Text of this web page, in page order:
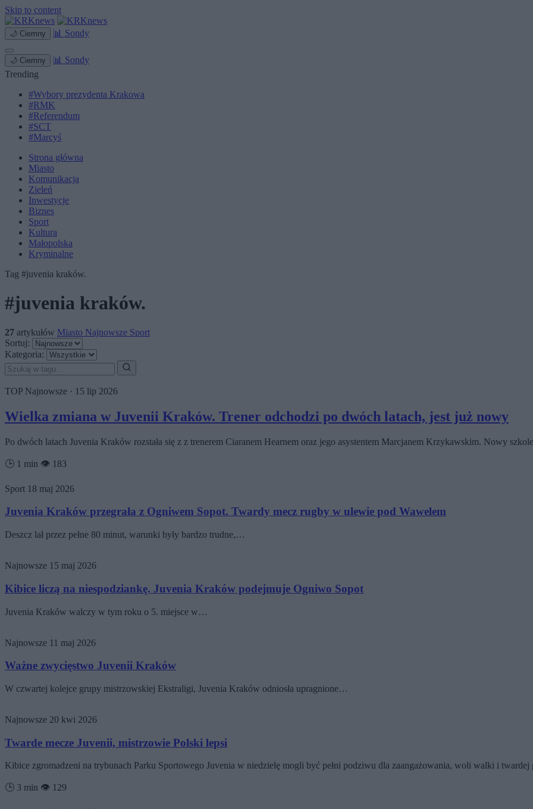
Skip to content
🌙 Ciemny 📊 Sondy
🌙 Ciemny 📊 Sondy
Trending
#Wybory prezydenta Krakowa
#RMK
#Referendum
#SCT
#Marcyś
Strona główna
Miasto
Komunikacja
Zieleń
Inwestycje
Biznes
Sport
Kultura
Małopolska
Kryminalne
Tag #juvenia kraków.
#juvenia kraków.
27 artykułów Miasto Najnowsze Sport
Sortuj:
Kategoria:
TOP Najnowsze · 15 lip 2026
Wielka zmiana w Juvenii Kraków. Trener odchodzi po dwóch latach, jest już nowy
Po dwóch latach Juvenia Kraków rozstała się z z trenerem Ciaranem Hearnem oraz jego asystentem Marcjanem Krzykawskim. Nowy
🕒 1 min 👁️ 183
Sport 18 maj 2026
Juvenia Kraków przegrała z Ogniwem Sopot. Twardy mecz rugby w ulewie pod Wawelem
Deszcz lał przez pełne 80 minut, warunki były bardzo trudne,…
Najnowsze 15 maj 2026
Kibice liczą na niespodziankę. Juvenia Kraków podejmuje Ogniwo Sopot
Juvenia Kraków walczy w tym roku o 5. miejsce w…
Najnowsze 11 maj 2026
Ważne zwycięstwo Juvenii Kraków
W czwartej kolejce grupy mistrzowskiej Ekstraligi, Juvenia Kraków odniosła upragnione…
Najnowsze 20 kwi 2026
Twarde mecze Juvenii, mistrzowie Polski lepsi
Kibice zgromadzeni na trybunach Parku Sportowego Juvenia w niedzielę mogli być pełni podziwu dla zaangażowania, woli walki i
🕒 3 min 👁️ 129